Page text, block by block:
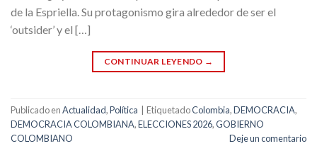
de la Espriella. Su protagonismo gira alrededor de ser el
‘outsider’ y el […]
CONTINUAR LEYENDO →
Publicado enActualidad,Política EtiquetadoColombia,DEMOCRACIA,
DEMOCRACIA COLOMBIANA,ELECCIONES 2026,GOBIERNO
COLOMBIANO
Deje un comentario